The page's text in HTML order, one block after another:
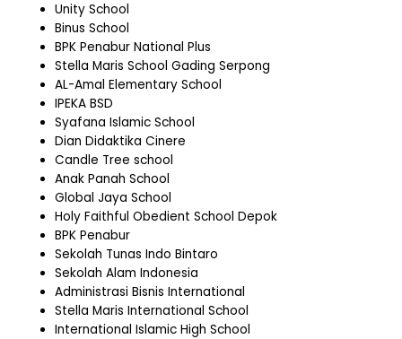
Unity School
Binus School
BPK Penabur National Plus
Stella Maris School Gading Serpong
AL-Amal Elementary School
IPEKA BSD
Syafana Islamic School
Dian Didaktika Cinere
Candle Tree school
Anak Panah School
Global Jaya School
Holy Faithful Obedient School Depok
BPK Penabur
Sekolah Tunas Indo Bintaro
Sekolah Alam Indonesia
Administrasi Bisnis International
Stella Maris International School
International Islamic High School